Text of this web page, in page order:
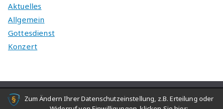
Aktuelles
Allgemein
Gottesdienst
Konzert
Copyright © 2026Junger Chor Schwanheim/Goldstein
Zum Ändern Ihrer Datenschutzeinstellung, z.B. Erteilung oder